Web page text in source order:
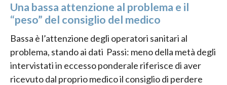
Una bassa attenzione al problema e il
“peso” del consiglio del medico
Bassa è l’attenzione degli operatori sanitari al
problema, stando ai dati Passi: meno della metà degli
intervistati in eccesso ponderale riferisce di aver
ricevuto dal proprio medico il consiglio di perdere